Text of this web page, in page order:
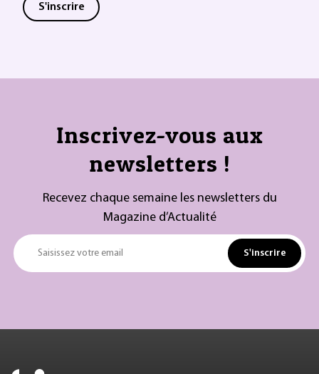
S'inscrire
Inscrivez-vous aux
newsletters !
Recevez chaque semaine les newsletters du
Magazine d’Actualité
Saisissez votre email S'inscrire